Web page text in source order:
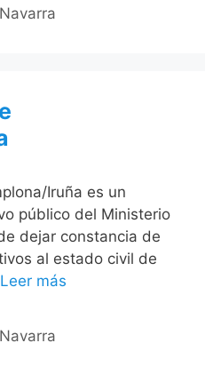
Iruña es un
público del Ministerio
dejar constancia de
al estado civil de
Leer más